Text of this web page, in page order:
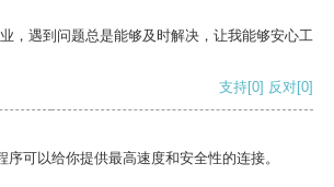
，遇到问题总是能够及时解决，让我能够安心工
支持[0] 反对[0]
可以给你提供最高速度和安全性的连接。